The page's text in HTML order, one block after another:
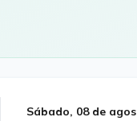
Sábado, 08 de